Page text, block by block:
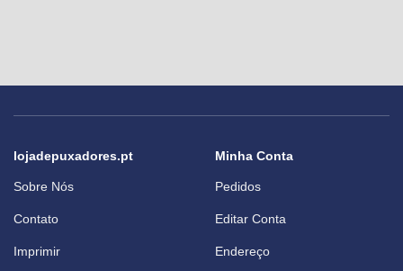
lojadepuxadores.pt
Sobre Nós
Contato
Imprimir
Minha Conta
Pedidos
Editar Conta
Endereço